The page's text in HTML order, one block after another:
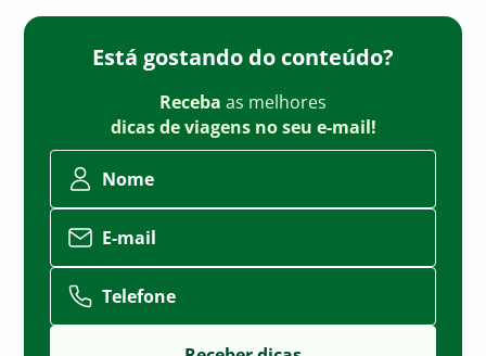
Está gostando do conteúdo?
Receba as melhores
dicas de viagens no seu e-mail!
Nome
E-mail
Telefone